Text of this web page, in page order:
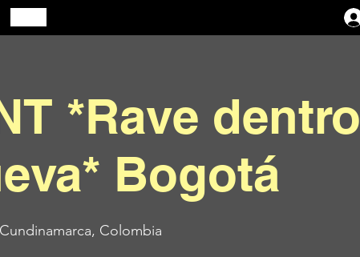
*Rave dentro
Bogotá
Cundinamarca, Colombia